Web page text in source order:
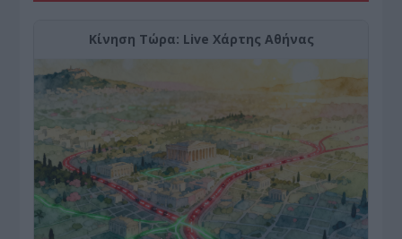
Κίνηση Τώρα: Live Χάρτης Αθήνας